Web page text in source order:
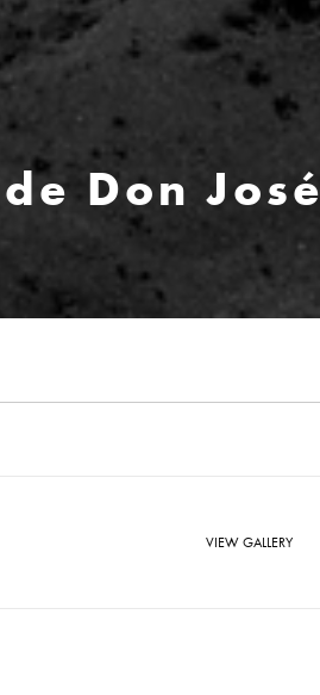
Don José
VIEW GALLERY